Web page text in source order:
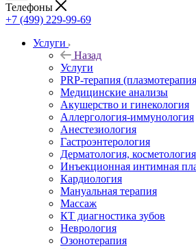
Телефоны
+7 (499) 229-99-69
Услуги
Назад
Услуги
PRP-терапия
Медицинские анализы
Акушерство и гинекология
Аллергология-иммунология
Анестезиология
Гастроэнтерология
Дерматология, косметология
Инъекционная интимная
Кардиология
Мануальная терапия
Массаж
КТ диагностика зубов
Неврология
Озонотерапия